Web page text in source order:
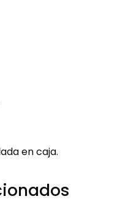
en caja.